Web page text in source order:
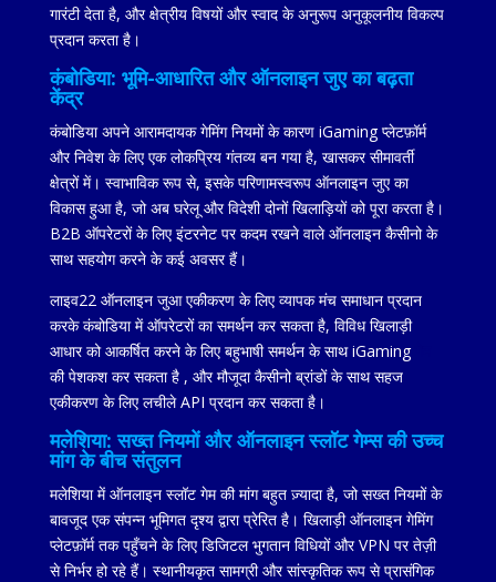
गारंटी देता है, और क्षेत्रीय विषयों और स्वाद के अनुरूप अनुकूलनीय विकल्प
प्रदान करता है।
कंबोडिया: भूमि-आधारित और ऑनलाइन जुए का बढ़ता
केंद्र
कंबोडिया अपने आरामदायक गेमिंग नियमों के कारण iGaming प्लेटफ़ॉर्म
और निवेश के लिए एक लोकप्रिय गंतव्य बन गया है, खासकर सीमावर्ती
क्षेत्रों में। स्वाभाविक रूप से, इसके परिणामस्वरूप ऑनलाइन जुए का
विकास हुआ है, जो अब घरेलू और विदेशी दोनों खिलाड़ियों को पूरा करता है।
B2B ऑपरेटरों के लिए इंटरनेट पर कदम रखने वाले ऑनलाइन कैसीनो के
साथ सहयोग करने के कई अवसर हैं।
लाइव22 ऑनलाइन जुआ एकीकरण के लिए व्यापक मंच समाधान प्रदान
करके कंबोडिया में ऑपरेटरों का समर्थन कर सकता है, विविध खिलाड़ी
आधार को आकर्षित करने के लिए बहुभाषी समर्थन के साथ iGaming
की पेशकश कर सकता है , और मौजूदा कैसीनो ब्रांडों के साथ सहज
एकीकरण के लिए लचीले API प्रदान कर सकता है।
मलेशिया: सख्त नियमों और ऑनलाइन स्लॉट गेम्स की उच्च
मांग के बीच संतुलन
मलेशिया में ऑनलाइन स्लॉट गेम की मांग बहुत ज़्यादा है, जो सख्त नियमों के
बावजूद एक संपन्न भूमिगत दृश्य द्वारा प्रेरित है। खिलाड़ी ऑनलाइन गेमिंग
प्लेटफ़ॉर्म तक पहुँचने के लिए डिजिटल भुगतान विधियों और VPN पर तेज़ी
से निर्भर हो रहे हैं। स्थानीयकृत सामग्री और सांस्कृतिक रूप से प्रासंगिक